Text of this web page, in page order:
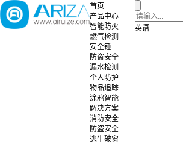
首页
产品中心
智能防火
燃气检测
安全锤
防盗安全
漏水检测
个人防护
物品追踪
涂鸦智能
解决方案
消防安全
防盗安全
逃生破窗
英语